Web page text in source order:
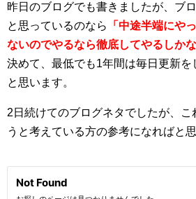
昨日のブログでも書きましたが、ブ
と思っているのなら
「中途半端にや
ないのでやるなら徹底してやるしかな
決めて、最低でも1年間は毎日更新
と思います。
2日続けてのブログネタでしたが、こ
うと考えている方の参考になればと思